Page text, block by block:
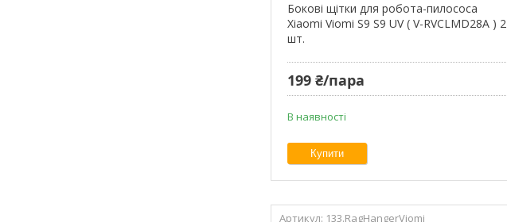
Бокові щітки для робота-пилососа
Xiaomi Viomi S9 S9 UV ( V-RVCLMD28A ) 2
шт.
199 ₴/пара
В наявності
Купити
133.RagHangerViomi